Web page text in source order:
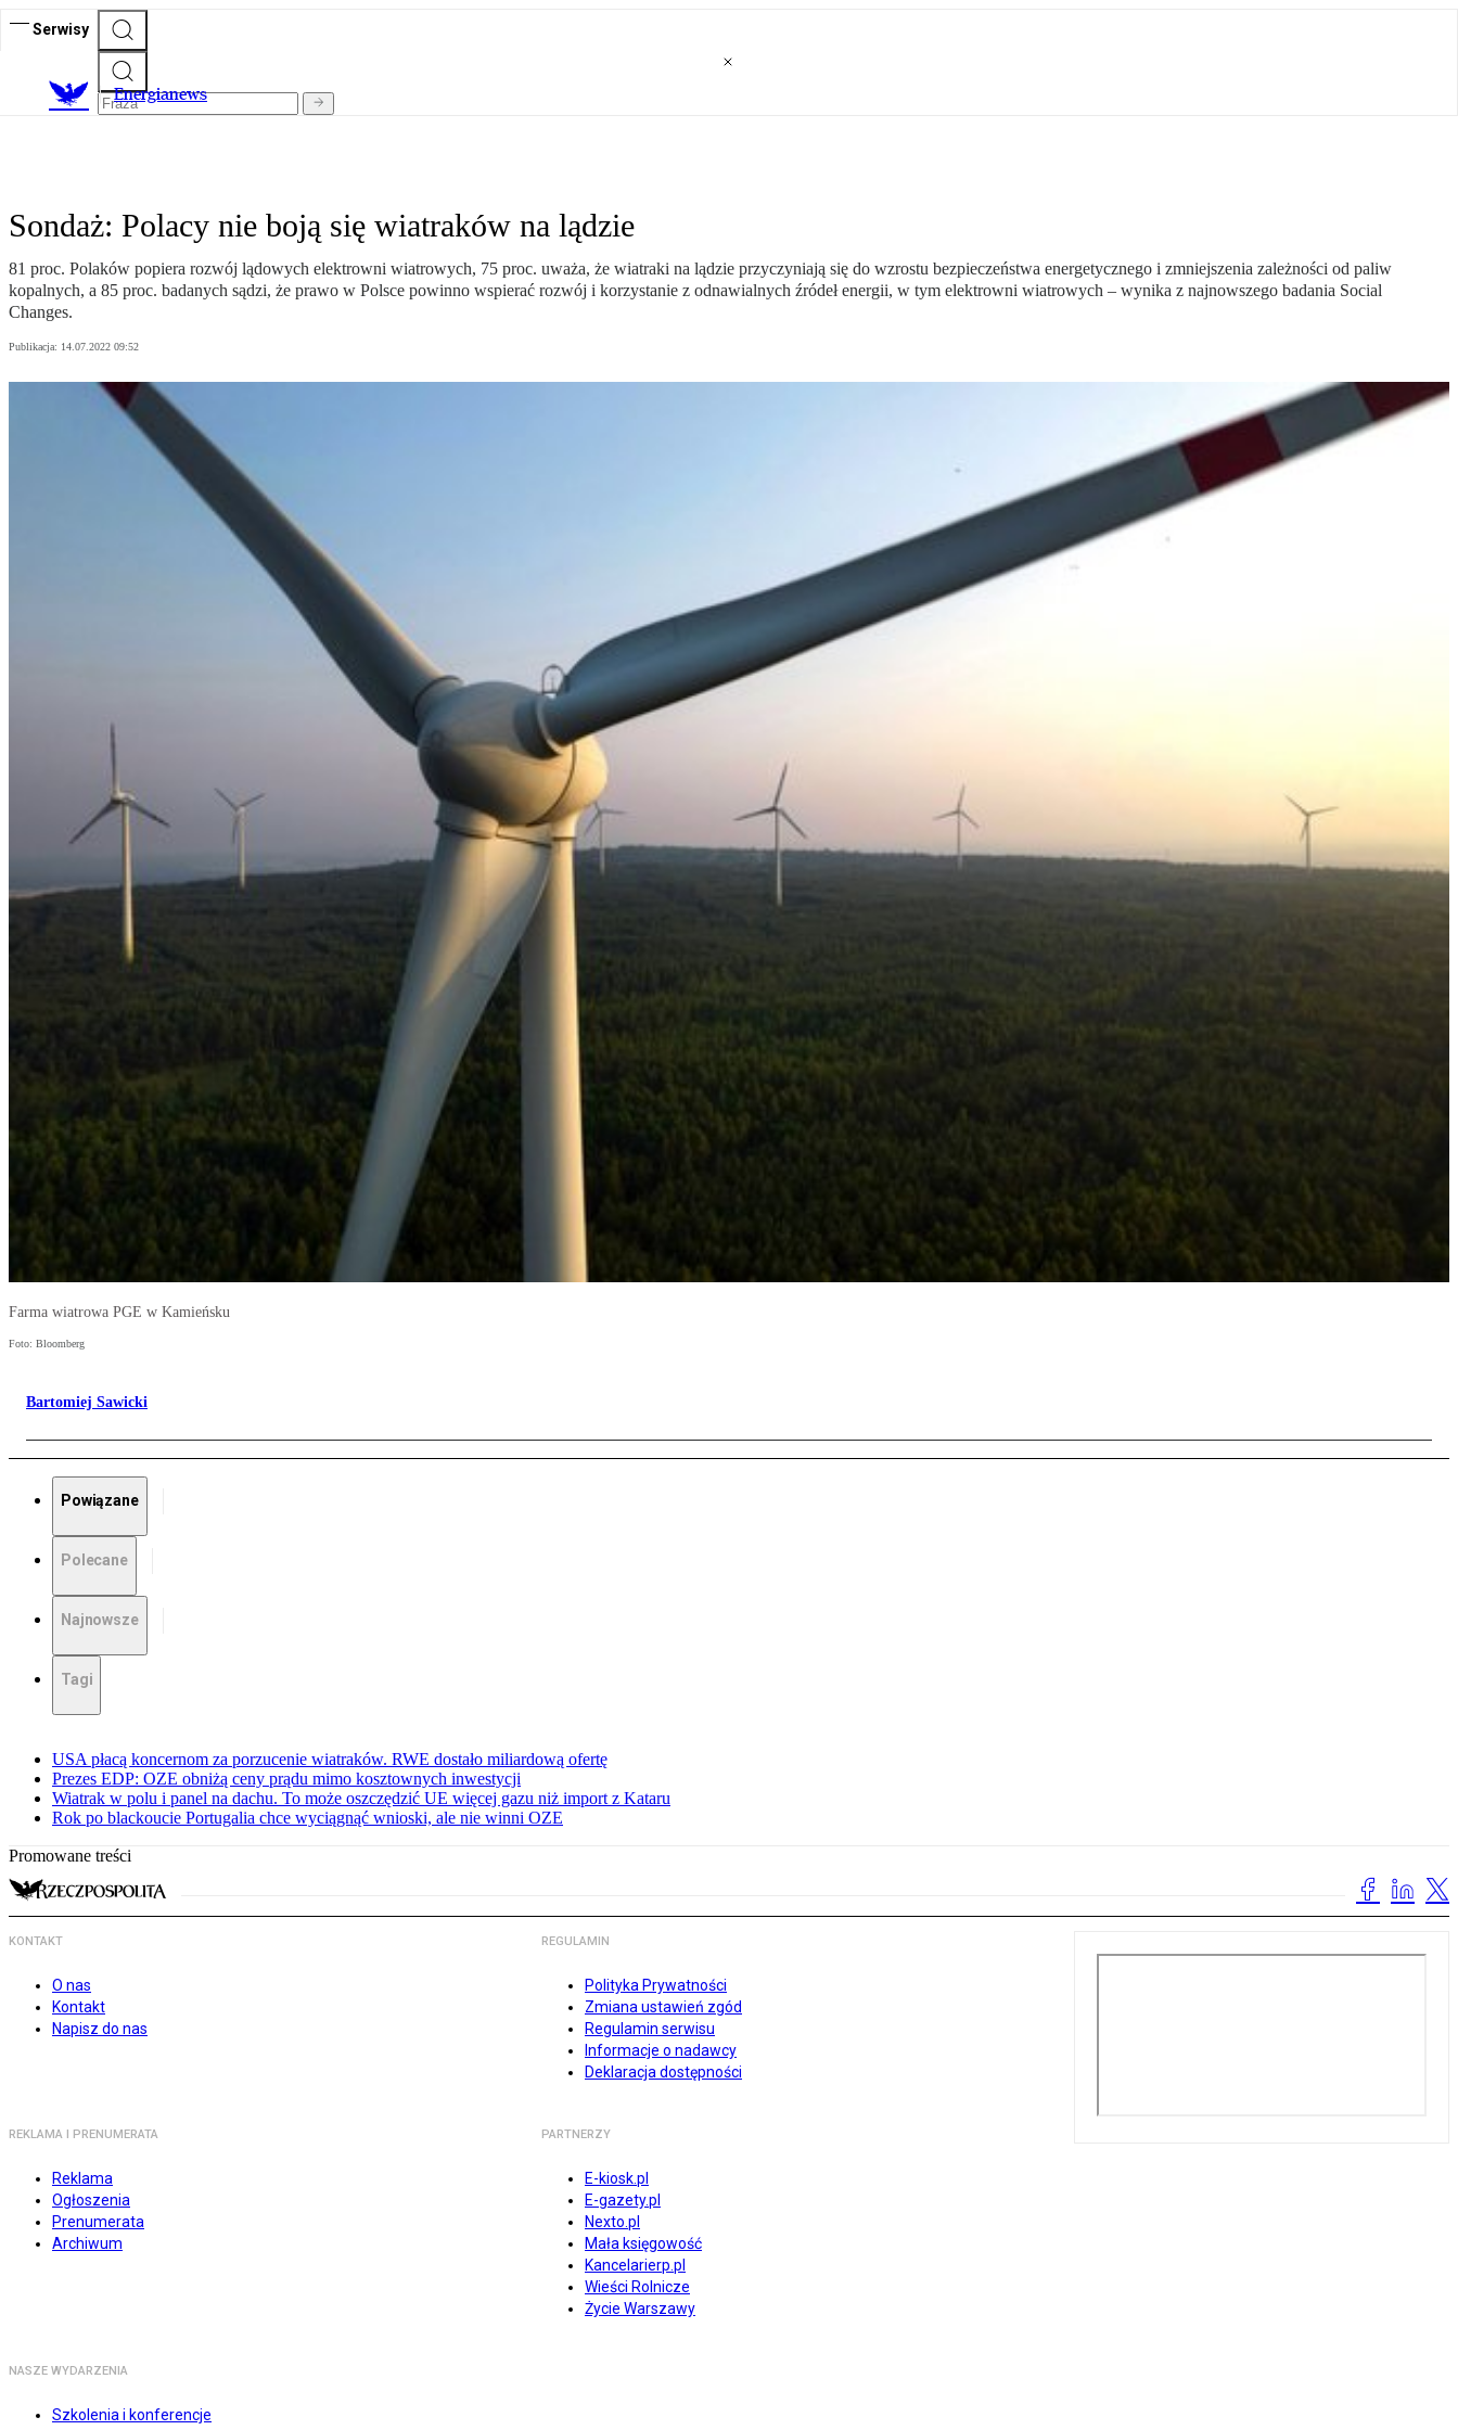
Serwisy
Energianews
Sondaż: Polacy nie boją się wiatraków na lądzie
81 proc. Polaków popiera rozwój lądowych elektrowni wiatrowych, 75 proc. uważa, że wiatraki na lądzie przyczyniają się do wzrostu bezpieczeństwa energetycznego i zmniejszenia zależności od paliw
kopalnych, a 85 proc. badanych sądzi, że prawo w Polsce powinno wspierać rozwój i korzystanie z odnawialnych źródeł energii, w tym elektrowni wiatrowych – wynika z najnowszego badania Social
Changes.
Publikacja: 14.07.2022 09:52
Farma wiatrowa PGE w Kamieńsku
Foto: Bloomberg
Bartomiej Sawicki
Powiązane
Polecane
Najnowsze
Tagi
USA płacą koncernom za porzucenie wiatraków. RWE dostało miliardową ofertę
Prezes EDP: OZE obniżą ceny prądu mimo kosztownych inwestycji
Wiatrak w polu i panel na dachu. To może oszczędzić UE więcej gazu niż import z Kataru
Rok po blackoucie Portugalia chce wyciągnąć wnioski, ale nie winni OZE
Promowane treści
KONTAKT
O nas
Kontakt
Napisz do nas
REGULAMIN
Polityka Prywatności
Zmiana ustawień zgód
Regulamin serwisu
Informacje o nadawcy
Deklaracja dostępności
REKLAMA I PRENUMERATA
Reklama
Ogłoszenia
Prenumerata
Archiwum
PARTNERZY
E-kiosk.pl
E-gazety.pl
Nexto.pl
Mała księgowość
Kancelarierp.pl
Wieści Rolnicze
Życie Warszawy
NASZE WYDARZENIA
Szkolenia i konferencje